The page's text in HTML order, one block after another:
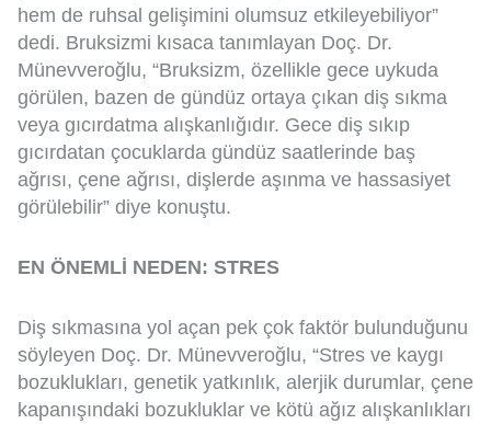
hem de ruhsal gelişimini olumsuz etkileyebiliyor”
dedi. Bruksizmi kısaca tanımlayan Doç. Dr.
Münevveroğlu, “Bruksizm, özellikle gece uykuda
görülen, bazen de gündüz ortaya çıkan diş sıkma
veya gıcırdatma alışkanlığıdır. Gece diş sıkıp
gıcırdatan çocuklarda gündüz saatlerinde baş
ağrısı, çene ağrısı, dişlerde aşınma ve hassasiyet
görülebilir” diye konuştu.
EN ÖNEMLİ NEDEN: STRES
Diş sıkmasına yol açan pek çok faktör bulunduğunu
söyleyen Doç. Dr. Münevveroğlu, “Stres ve kaygı
bozuklukları, genetik yatkınlık, alerjik durumlar, çene
kapanışındaki bozukluklar ve kötü ağız alışkanlıkları